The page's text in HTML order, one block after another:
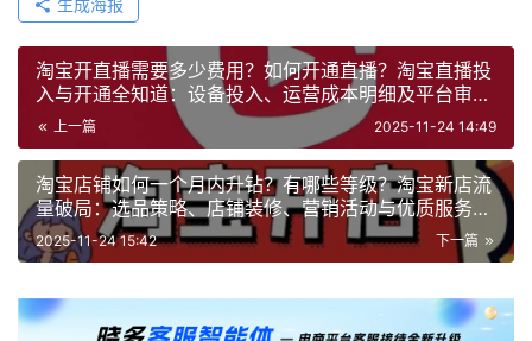
生成海报
淘宝开直播需要多少费用？如何开通直播？淘宝直播投
入与开通全知道：设备投入、运营成本明细及平台审核
通关流程
上一篇 2025-11-24 14:49
淘宝店铺如何一个月内升钻？有哪些等级？淘宝新店流
量破局：选品策略、店铺装修、营销活动与优质服务的
速升实战方案
下一篇
2025-11-24 15:42